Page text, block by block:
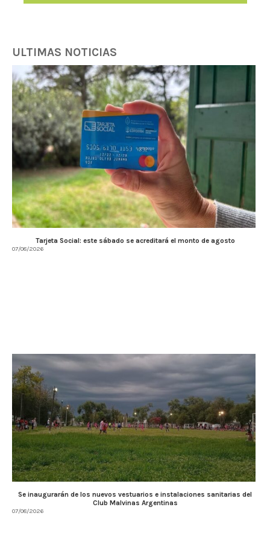
ULTIMAS NOTICIAS
Tarjeta Social: este sábado se acreditará el monto de agosto
07/08/2026
Se inaugurarán de los nuevos vestuarios e instalaciones sanitarias del
Club Malvinas Argentinas
07/08/2026